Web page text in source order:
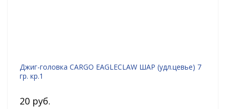
Джиг-головка CARGO EAGLECLAW ШАР (удл.цевье) 7
гр. кр.1
20 руб.